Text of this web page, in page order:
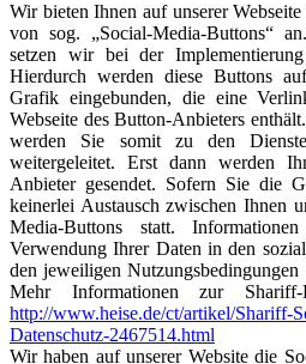
Wir bieten Ihnen auf unserer
von sog. „Social-Media-Buttons“
setzen wir bei der
Hierdurch werden diese Buttons
Grafik eingebunden, die eine
Webseite des Button-Anbieters
werden Sie somit zu den
weitergeleitet. Erst dann werden
Anbieter gesendet. Sofern Sie die
keinerlei Austausch zwischen Ihnen
Media-Buttons statt.
Verwendung Ihrer Daten in den
den jeweiligen Nutzungsbedingungen
Mehr Informationen zur
http://www.heise.de/ct/artikel/Shariff-
Datenschutz-2467514.html
Wir haben auf unserer Website die